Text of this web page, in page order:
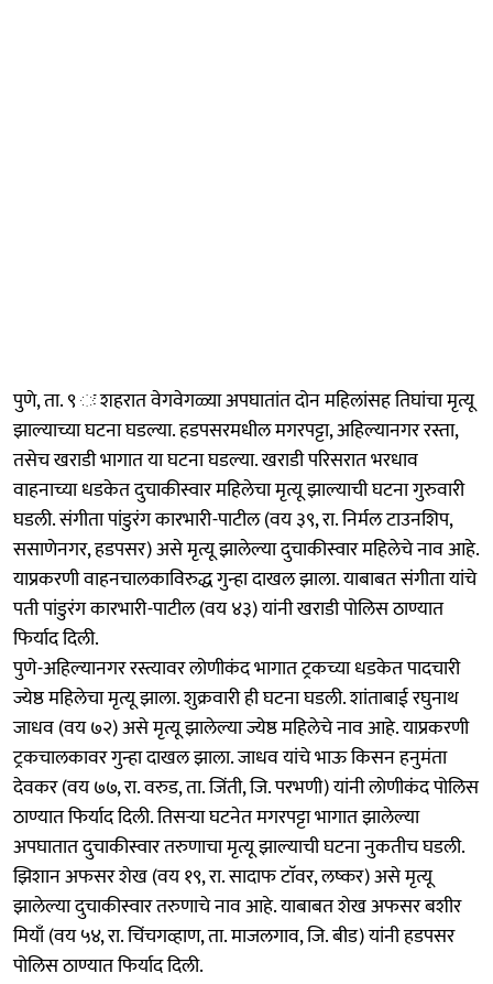
पुणे, ता. ९ ः शहरात वेगवेगळ्या अपघातांत दोन महिलांसह तिघांचा मृत्यू
झाल्याच्या घटना घडल्या. हडपसरमधील मगरपट्टा, अहिल्यानगर रस्ता,
तसेच खराडी भागात या घटना घडल्या. खराडी परिसरात भरधाव
वाहनाच्या धडकेत दुचाकीस्वार महिलेचा मृत्यू झाल्याची घटना गुरुवारी
घडली. संगीता पांडुरंग कारभारी-पाटील (वय ३९, रा. निर्मल टाउनशिप,
ससाणेनगर, हडपसर) असे मृत्यू झालेल्या दुचाकीस्वार महिलेचे नाव आहे.
याप्रकरणी वाहनचालकाविरुद्ध गुन्हा दाखल झाला. याबाबत संगीता यांचे
पती पांडुरंग कारभारी-पाटील (वय ४३) यांनी खराडी पोलिस ठाण्यात
फिर्याद दिली.
पुणे-अहिल्यानगर रस्त्यावर लोणीकंद भागात ट्रकच्या धडकेत पादचारी
ज्येष्ठ महिलेचा मृत्यू झाला. शुक्रवारी ही घटना घडली. शांताबाई रघुनाथ
जाधव (वय ७२) असे मृत्यू झालेल्या ज्येष्ठ महिलेचे नाव आहे. याप्रकरणी
ट्रकचालकावर गुन्हा दाखल झाला. जाधव यांचे भाऊ किसन हनुमंता
देवकर (वय ७७, रा. वरुड, ता. जिंती, जि. परभणी) यांनी लाेणीकंद पोलिस
ठाण्यात फिर्याद दिली. तिसऱ्या घटनेत मगरपट्टा भागात झालेल्या
अपघातात दुचाकीस्वार तरुणाचा मृत्यू झाल्याची घटना नुकतीच घडली.
झिशान अफसर शेख (वय १९, रा. सादाफ टाॅवर, लष्कर) असे मृत्यू
झालेल्या दुचाकीस्वार तरुणाचे नाव आहे. याबाबत शेख अफसर बशीर
मियाँ (वय ५४, रा. चिंचगव्हाण, ता. माजलगाव, जि. बीड) यांनी हडपसर
पोलिस ठाण्यात फिर्याद दिली.